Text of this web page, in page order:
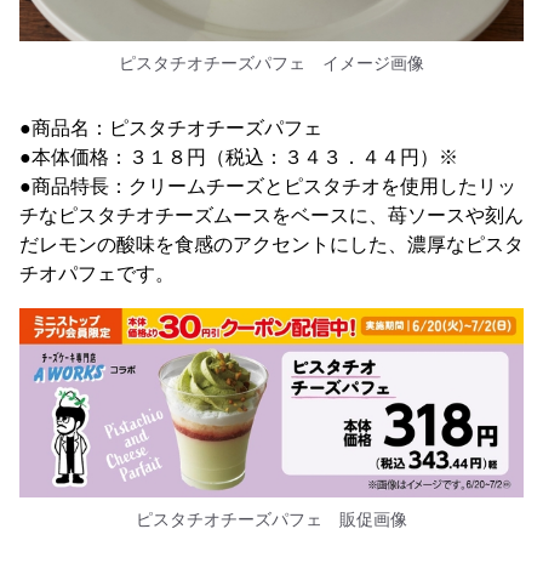
ピスタチオチーズパフェ イメージ画像
●商品名：ピスタチオチーズパフェ
●本体価格：３１８円（税込：３４３．４４円）※
●商品特長：クリームチーズとピスタチオを使用したリッ
チなピスタチオチーズムースをベースに、苺ソースや刻ん
だレモンの酸味を食感のアクセントにした、濃厚なピスタ
チオパフェです。
ピスタチオチーズパフェ 販促画像